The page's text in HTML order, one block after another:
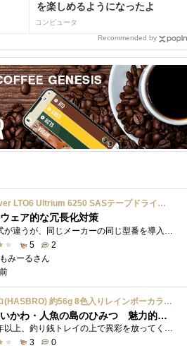
を楽しめるようになったよ
コンピュータ
Recommended by
StoreEver LTO6 Ultrium 6250 SASテープドライブ(内蔵型)
ェア的な冗長化対策
接続形式が違うが、同じメーカーの同じ型番を導入しています。製品としてのレビューは下記の方で行っています。いざ使おうとしたときに故障�...
5
2
みーるさん
ハズブロ(HASBRO) 約56g 8色入りレインボーカラーのプレイ・ドー、新学期用品、2才以上のプリスクールの子供向け、子供向けのアート&クラフト 粘土 ねんど、こどもの日、子供の日プレゼント
映画ちいかわ・人魚の島のひみつ 魅力的なビラン：セイレーンを造ってみた
3
0